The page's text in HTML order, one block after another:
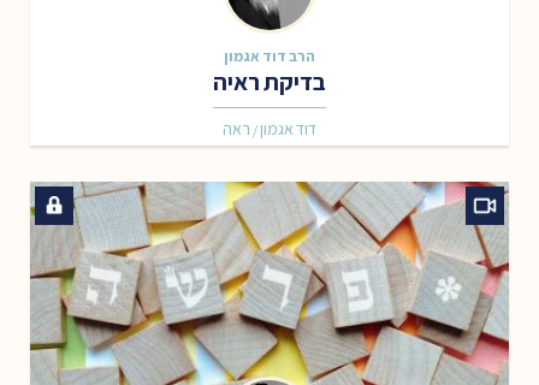
הרב דוד אגמון
בדיקת ראיה
ראה /דוד אגמון